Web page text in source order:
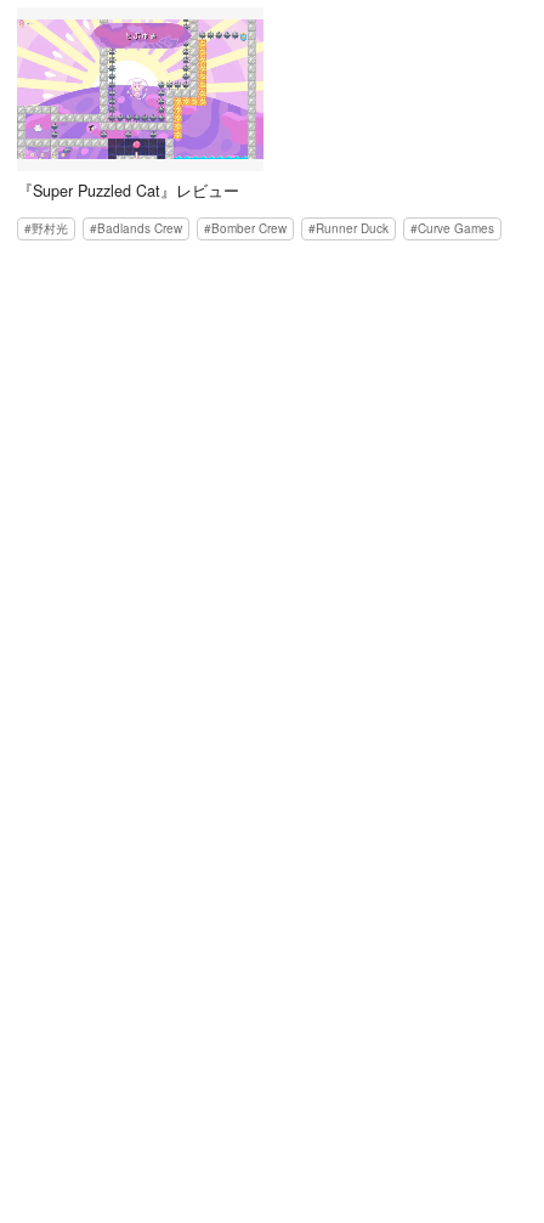
『Super Puzzled Cat』レビュー
野村光 Badlands Crew Bomber Crew Runner Duck Curve Games